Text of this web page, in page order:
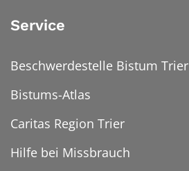
Service
Beschwerdestelle Bistum Trier
Bistums-Atlas
Caritas Region Trier
Hilfe bei Missbrauch